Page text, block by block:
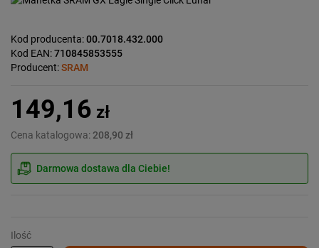
Kod producenta:00.7018.432.000
Kod EAN:710845853555
Producent:SRAM
149,16 zł
Cena katalogowa: 208,90 zł
Darmowa dostawa dla Ciebie!
Ilość